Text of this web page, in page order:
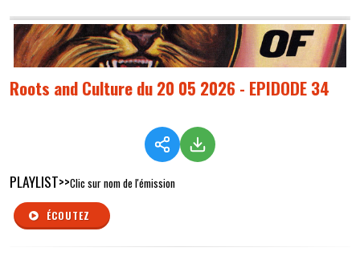
Roots and Culture du 20 05 2026 - EPIDODE 34
PLAYLIST>>Clic sur nom de l'émission
ÉCOUTEZ